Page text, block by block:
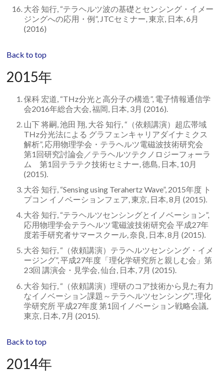
大谷 知行, “テラヘルツ波の基礎とセンシング・イメー
ジングへの応用・例”, JTCセミナー, 東京, 日本, 6月
(2016)
Back to top
2015年
保科 宏道, “THz分光と高分子の構造”, 電子情報通信学
会2016年総合大会, 福岡, 日本, 3月 (2016).
山下 将嗣, 池田 翔, 大谷 知行, “（依頼講演）超広帯域
THz分光法による グラフェンキャリアダイナミクス
解析”, 応用物理学会・テラヘルツ電磁波技術研究会
第1回研究討論会／テラヘルツテクノロジーフォーラ
ム 第1回テラテク技術セミナー, 徳島, 日本, 10月
(2015).
大谷 知行, “Sensing using Terahertz Wave”, 2015年度 ト
プコン イノベーションフェア, 東京, 日本, 8月 (2015).
大谷 知行, “テラヘルツセンシングとイノベーション”,
応用物理学会テラヘルツ電磁波技術研究会 平成27年
度若手研究者サマースクール, 奈良, 日本, 8月 (2015).
大谷 知行, “（依頼講演）テラヘルツセンシング・イメ
ージング”, 平成27年度「理化学研究所と親しむ会」第
23回 講演会・見学会, 仙台, 日本, 7月 (2015).
大谷 知行, “（依頼講演）理研のコア技術から見た有力
なイノベーション課題～テラヘルツセンシング”, 理化
学研究所 平成27年度 第1回イノベーション戦略会議,
東京, 日本, 7月 (2015).
Back to top
2014年